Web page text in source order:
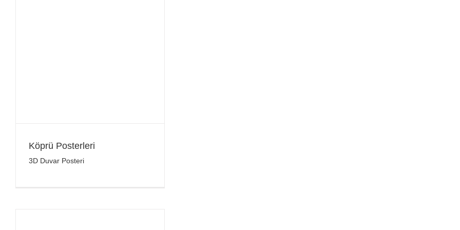
Köprü Posterleri
3D Duvar Posteri